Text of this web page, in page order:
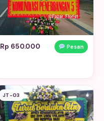
Rp 650.000 Pesan
JT-03